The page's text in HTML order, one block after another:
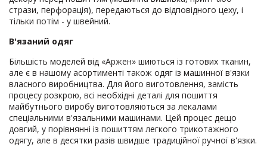
стрази, перфорація), передаються до відповідного цеху, і
тільки потім - у швейний.
В'язаний одяг
Більшість моделей від «Аржен» шиються із готових тканин,
але є в нашому асортименті також одяг із машинної в'язки
власного виробництва. Для його виготовлення, замість
процесу розкрою, всі необхідні деталі для пошиття
майбутнього виробу виготовляються за лекалами
спеціальними в'язальними машинами. Цей процес дещо
довгий, у порівнянні із пошиттям легкого трикотажного
одягу, але в десятки разів швидше традиційної ручної в'язки.